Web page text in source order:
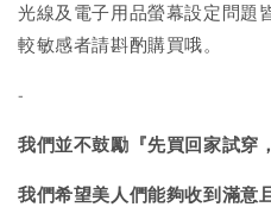
光線及電子用品螢幕設定問題
較敏感者請斟酌購買哦。
-
我們並不鼓勵『先買回家試穿
我們希望美人們能夠收到滿意